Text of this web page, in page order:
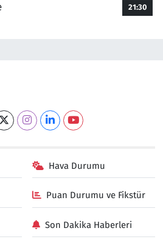
21:30
Hava Durumu
Puan Durumu ve Fikstür
Son Dakika Haberleri